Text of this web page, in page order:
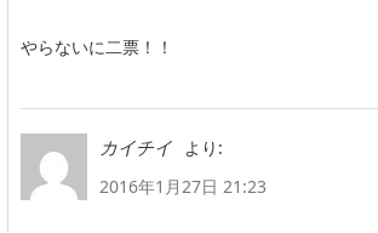
やらないに二票！！
カイチイ
より:
2016年1月27日 21:23